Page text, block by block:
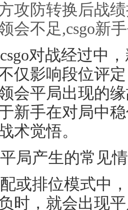
攻防转换后战
会不足,csgo新
对战经过中
仅影响段位评
会平局出现的
新手在对局中
术觉悟。
局产生的常见
或排位模式中
时，就会出现